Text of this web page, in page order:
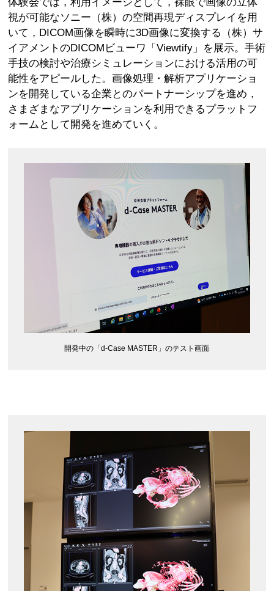
視が可能なソニー（株）の空間再現ディスプレイを用
いて，DICOM画像を瞬時に3D画像に変換する（株）サ
イアメントのDICOMビューワ「Viewtify」を展示。手術
手技の検討や治療シミュレーションにおける活用の可
能性をアピールした。画像処理・解析アプリケーショ
ンを開発している企業とのパートナーシップを進め，
さまざまなアプリケーションを利用できるプラットフ
ォームとして開発を進めていく。
開発中の「d-Case MASTER」のテスト画面